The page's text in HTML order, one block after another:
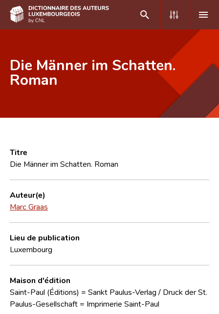
DE FR
Foire aux questions
CNL
Équipe scientifique
Contact
Die Männer im Schatten.
Roman
Titre
Die Männer im Schatten. Roman
Auteur(e)
Marc Graas
Lieu de publication
Luxembourg
Maison d'édition
Saint-Paul (Éditions) = Sankt Paulus-Verlag / Druck der St.
Paulus-Gesellschaft = Imprimerie Saint-Paul